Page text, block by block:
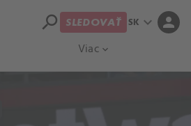
Viac expand_more
search SLEDOVAŤ SK expand_more person